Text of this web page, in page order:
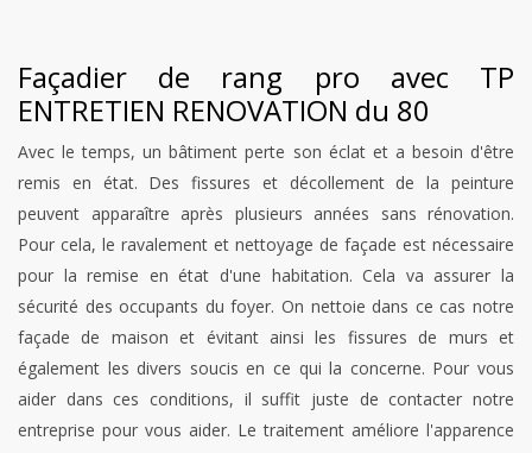
Façadier de rang pro avec TP
ENTRETIEN RENOVATION du 80
Avec le temps, un bâtiment perte son éclat et a besoin d'être
remis en état. Des fissures et décollement de la peinture
peuvent apparaître après plusieurs années sans rénovation.
Pour cela, le ravalement et nettoyage de façade est nécessaire
pour la remise en état d'une habitation. Cela va assurer la
sécurité des occupants du foyer. On nettoie dans ce cas notre
façade de maison et évitant ainsi les fissures de murs et
également les divers soucis en ce qui la concerne. Pour vous
aider dans ces conditions, il suffit juste de contacter notre
entreprise pour vous aider. Le traitement améliore l'apparence